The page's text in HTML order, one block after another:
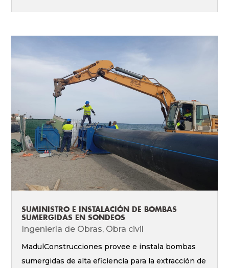
SUMINISTRO E INSTALACIÓN DE BOMBAS
SUMERGIDAS EN SONDEOS
Ingeniería de Obras, Obra civil
MadulConstrucciones provee e instala bombas
sumergidas de alta eficiencia para la extracción de